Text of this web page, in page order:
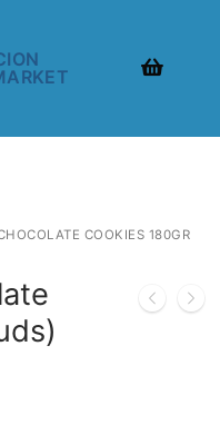
COOKIES 180GR